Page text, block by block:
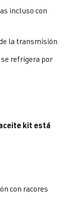
incluso con
la transmisión
refrigera por
kit está
con racores